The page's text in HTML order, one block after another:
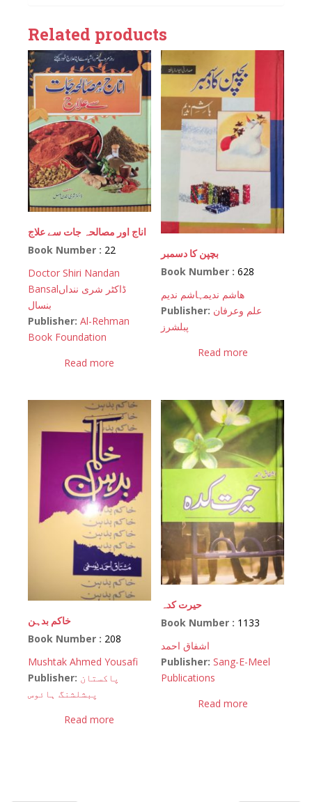
Related products
اناج اور مصالحہ جات سے علاج
Book Number : 22
Doctor Shiri Nandan
Bansalڈاکٹر شری ننداں
بنسال
Publisher: Al-Rehman
Book Foundation
Read more
بچپن کا دسمبر
Book Number :628
ھاشم ندیمہاشم ندیم
Publisher: علم وعرفان
پبلشرز
Read more
خاکم بدہن
Book Number : 208
Mushtak Ahmed Yousafi
Publisher: پاکستان
پبشلشنگ ہائوس
Read more
حیرت کدہ
Book Number : 1133
اشفاق احمد
Publisher: Sang-E-Meel
Publications
Read more